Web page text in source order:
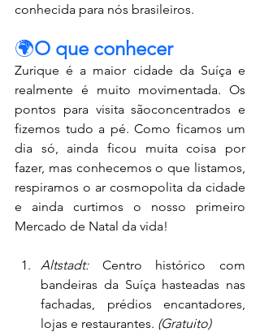
conhecida para nós brasileiros.
🌍O que conhecer
Zurique é a maior cidade da Suíça e
realmente é muito movimentada. Os
pontos para visita sãoconcentrados e
fizemos tudo a pé. Como ficamos um
dia só, ainda ficou muita coisa por
fazer, mas conhecemos o que listamos,
respiramos o ar cosmopolita da cidade
e ainda curtimos o nosso primeiro
Mercado de Natal da vida!
Altstadt: Centro histórico com
bandeiras da Suíça hasteadas nas
fachadas, prédios encantadores,
lojas e restaurantes. (Gratuito)